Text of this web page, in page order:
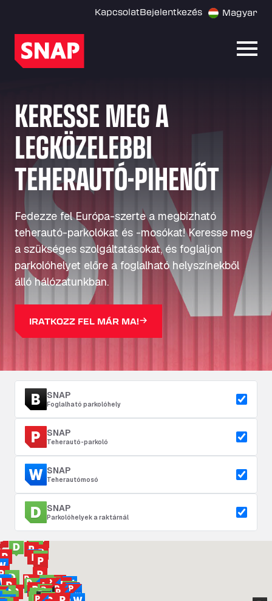
KapcsolatBejelentkezés Magyar
KERESSE MEG A
LEGKÖZELEBBI
TEHERAUTÓ-PIHENŐT
Fedezze fel Európa-szerte a megbízható
teherautó-parkolókat és -mosókat! Keresse meg
a szükséges szolgáltatásokat, és foglaljon
parkolóhelyet előre a foglalható helyszínekből
álló hálózatunkban.
IRATKOZZ FEL MÁR MA!
SNAP
Foglalható parkolóhely
SNAP
Teherautó-parkoló
SNAP
Teherautómosó
SNAP
Parkolóhelyek a raktárnál